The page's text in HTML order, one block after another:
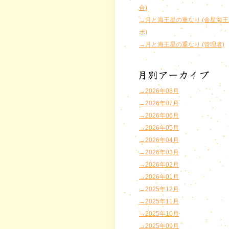
合)
→月と海王星の重なり (金星海
ポ)
→月と海王星の重なり (管理者)
→2026年08月
→2026年07月
→2026年06月
→2026年05月
→2026年04月
→2026年03月
→2026年02月
→2026年01月
→2025年12月
→2025年11月
→2025年10月
→2025年09月